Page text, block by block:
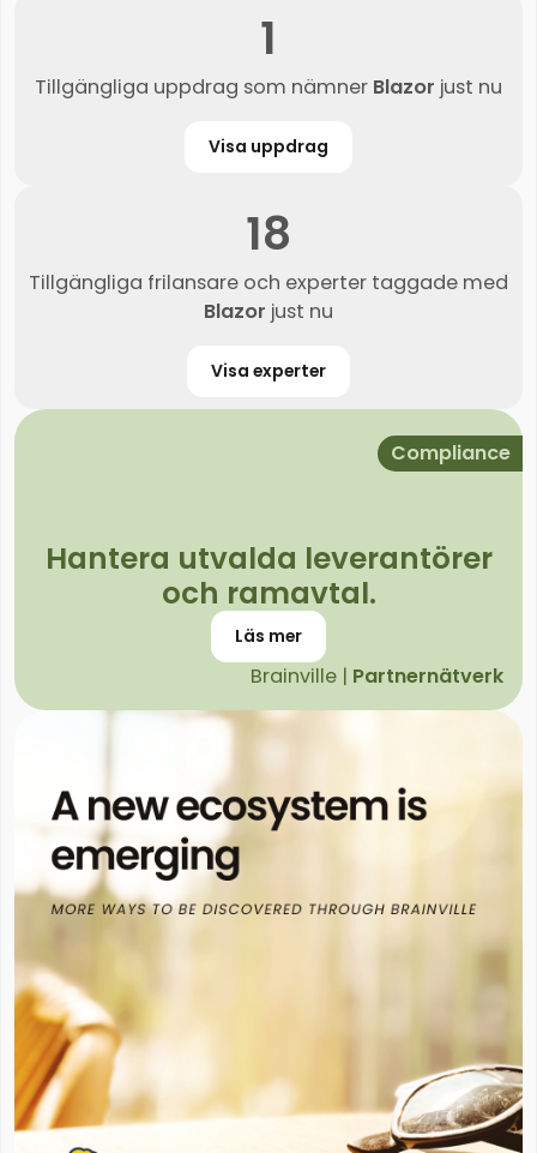
1
Tillgängliga uppdrag som nämner Blazor just nu
Visa uppdrag
18
Tillgängliga frilansare och experter taggade med
Blazor just nu
Visa experter
Compliance
Hantera utvalda leverantörer
och ramavtal.
Läs mer
Brainville | Partnernätverk